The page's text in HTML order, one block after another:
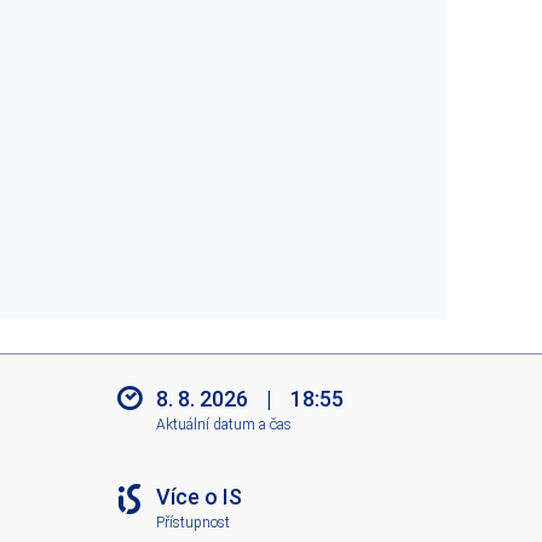
8. 8. 2026 | 18:55
Aktuální datum a čas
Více o IS
Přístupnost